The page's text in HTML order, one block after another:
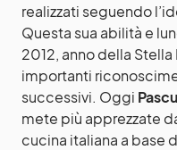
realizzati seguendo
Questa sua abilità e
2012, anno della
importanti
successivi. Oggi
mete più apprezzate
cucina italiana a base